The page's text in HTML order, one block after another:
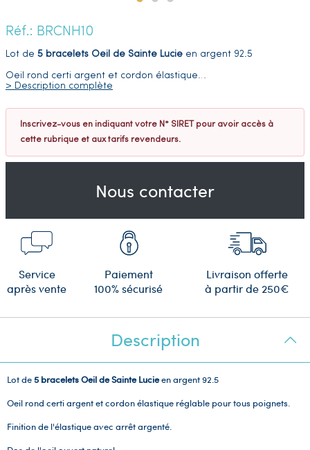
Réf.: BRCNH10
Lot de 5 bracelets Oeil de Sainte Lucie en argent 92.5
Oeil rond certi argent et cordon élastique…
> Description complète
Inscrivez-vous en indiquant votre N° SIRET pour avoir accès à
cette rubrique et aux tarifs revendeurs.
Nous contacter
Service
après vente
Paiement
100% sécurisé
Livraison offerte
à partir de 250€
Description
Lot de5 bracelets Oeil de Sainte Lucieen argent 92.5
Oeil rond certi argent et cordon élastique réglable pour tous poignets.
Finition de l'élastique avec arrêt argenté.